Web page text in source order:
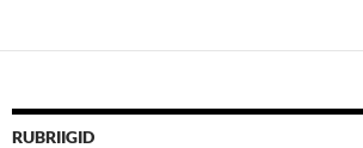
o d
RUBRIIGID